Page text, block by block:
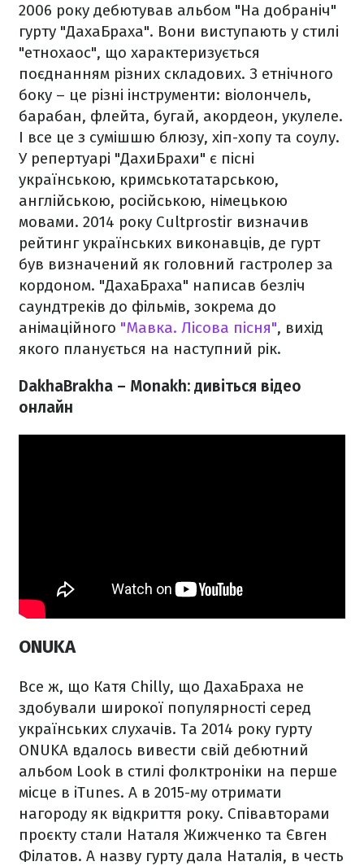
2006 року дебютував альбом "На добраніч"
гурту "ДахаБраха". Вони виступають у стилі
"етнохаос", що характеризується
поєднанням різних складових. З етнічного
боку – це різні інструменти: віолончель,
барабан, флейта, бугай, акордеон, укулеле.
І все це з сумішшю блюзу, хіп-хопу та соулу.
У репертуарі "ДахиБрахи" є пісні
українською, кримськотатарською,
англійською, російською, німецькою
мовами. 2014 року Cultprostir визначив
рейтинг українських виконавців, де гурт
був визначений як головний гастролер за
кордоном. "ДахаБраха" написав безліч
саундтреків до фільмів, зокрема до
анімаційного "Мавка. Лісова пісня", вихід
якого планується на наступний рік.
DakhaBrakha – Monakh: дивіться відео
онлайн
ONUKA
Все ж, що Катя Chilly, що ДахаБраха не
здобували широкої популярності серед
українських слухачів. Та 2014 року гурту
ONUKA вдалось вивести свій дебютний
альбом Look в стилі фолктроніки на перше
місце в iTunes. А в 2015-му отримати
нагороду як відкриття року. Співавторами
проєкту стали Наталя Жижченко та Євген
Філатов. А назву гурту дала Наталія, в честь